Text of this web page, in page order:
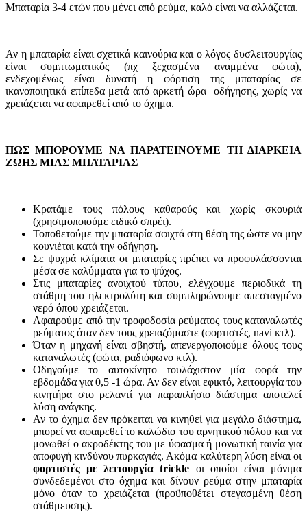
Μπαταρία 3-4 ετών που μένει από ρεύμα, καλό είναι να αλλάζεται.
Αν η μπαταρία είναι σχετικά καινούρια και ο λόγος δυσλειτουργίας
είναι συμπτωματικός (πχ ξεχασμένα αναμμένα φώτα),
ενδεχομένως είναι δυνατή η φόρτιση της μπαταρίας σε
ικανοποιητικά επίπεδα μετά από αρκετή ώρα οδήγησης, χωρίς να
χρειάζεται να αφαιρεθεί από το όχημα.
ΠΩΣ ΜΠΟΡΟΥΜΕ ΝΑ ΠΑΡΑΤΕΙΝΟΥΜΕ ΤΗ ΔΙΑΡΚΕΙΑ
ΖΩΗΣ ΜΙΑΣ ΜΠΑΤΑΡΙΑΣ
Κρατάμε τους πόλους καθαρούς και χωρίς σκουριά
(χρησιμοποιούμε ειδικό σπρέι).
Τοποθετούμε την μπαταρία σφιχτά στη θέση της ώστε να μην
κουνιέται κατά την οδήγηση.
Σε ψυχρά κλίματα οι μπαταρίες πρέπει να προφυλάσσονται
μέσα σε καλύμματα για το ψύχος.
Στις μπαταρίες ανοιχτού τύπου, ελέγχουμε περιοδικά τη
στάθμη του ηλεκτρολύτη και συμπληρώνουμε απεσταγμένο
νερό όπου χρειάζεται.
Αφαιρούμε από την τροφοδοσία ρεύματος τους καταναλωτές
ρεύματος όταν δεν τους χρειαζόμαστε (φορτιστές, navi κτλ).
Όταν η μηχανή είναι σβηστή, απενεργοποιούμε όλους τους
καταναλωτές (φώτα, ραδιόφωνο κτλ).
Οδηγούμε το αυτοκίνητο τουλάχιστον μία φορά την
εβδομάδα για 0,5 -1 ώρα. Αν δεν είναι εφικτό, λειτουργία του
κινητήρα στο ρελαντί για παραπλήσιο διάστημα αποτελεί
λύση ανάγκης.
Αν το όχημα δεν πρόκειται να κινηθεί για μεγάλο διάστημα,
μπορεί να αφαιρεθεί το καλώδιο του αρνητικού πόλου και να
μονωθεί ο ακροδέκτης του με ύφασμα ή μονωτική ταινία για
αποφυγή κινδύνου πυρκαγιάς. Ακόμα καλύτερη λύση είναι οι
φορτιστές με λειτουργίαtrickle οι οποίοι είναι μόνιμα
συνδεδεμένοι στο όχημα και δίνουν ρεύμα στην μπαταρία
μόνο όταν το χρειάζεται (προϋποθέτει στεγασμένη θέση
στάθμευσης).